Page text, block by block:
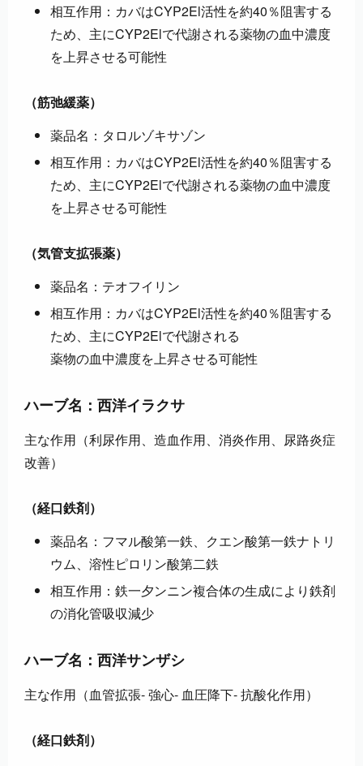
相互作用：カバはCYP2El活性を約40％阻害する
ため、主にCYP2Elで代謝される薬物の血中濃度
を上昇させる可能性
（筋弛緩薬）
薬品名：タロルゾキサゾン
相互作用：カバはCYP2El活性を約40％阻害する
ため、主にCYP2Elで代謝される薬物の血中濃度
を上昇させる可能性
（気管支拡張薬）
薬品名：テオフイリン
相互作用：カバはCYP2El活性を約40％阻害する
ため、主にCYP2Elで代謝される
薬物の血中濃度を上昇させる可能性
ハーブ名：西洋イラクサ
主な作用（利尿作用、造血作用、消炎作用、尿路炎症
改善）
（経口鉄剤）
薬品名：フマル酸第一鉄、クエン酸第一鉄ナトリ
ウム、溶性ピロリン酸第二鉄
相互作用：鉄一夕ンニン複合体の生成により鉄剤
の消化管吸収減少
ハーブ名：西洋サンザシ
主な作用（血管拡張- 強心- 血圧降下- 抗酸化作用）
（経口鉄剤）